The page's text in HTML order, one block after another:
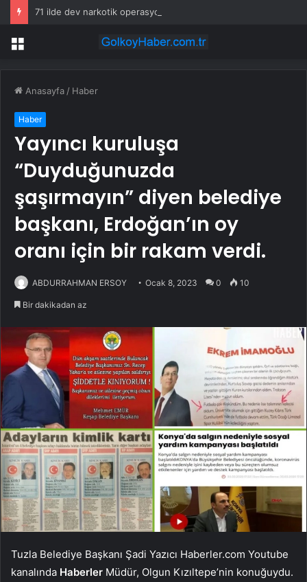
71 ilde dev narkotik operasyonu: 844 tutuklama
Menü
Anasayfa / Haber
Haber
Yayıncı kuruluşa
“Duyduğunuzda
şaşırmayın” diyen belediye
başkanı, Erdoğan’ın oy
oranı için bir rakam verdi.
ABDURRAHMAN ERSOY Ocak 8, 2023 0 10
Bir dakikadan az
Tuzla Belediye Başkanı Şadi Yazıcı Haberler.com Youtube
kanalında Haberler Müdür, Olgun Kızıltepe’nin konuğuydu.